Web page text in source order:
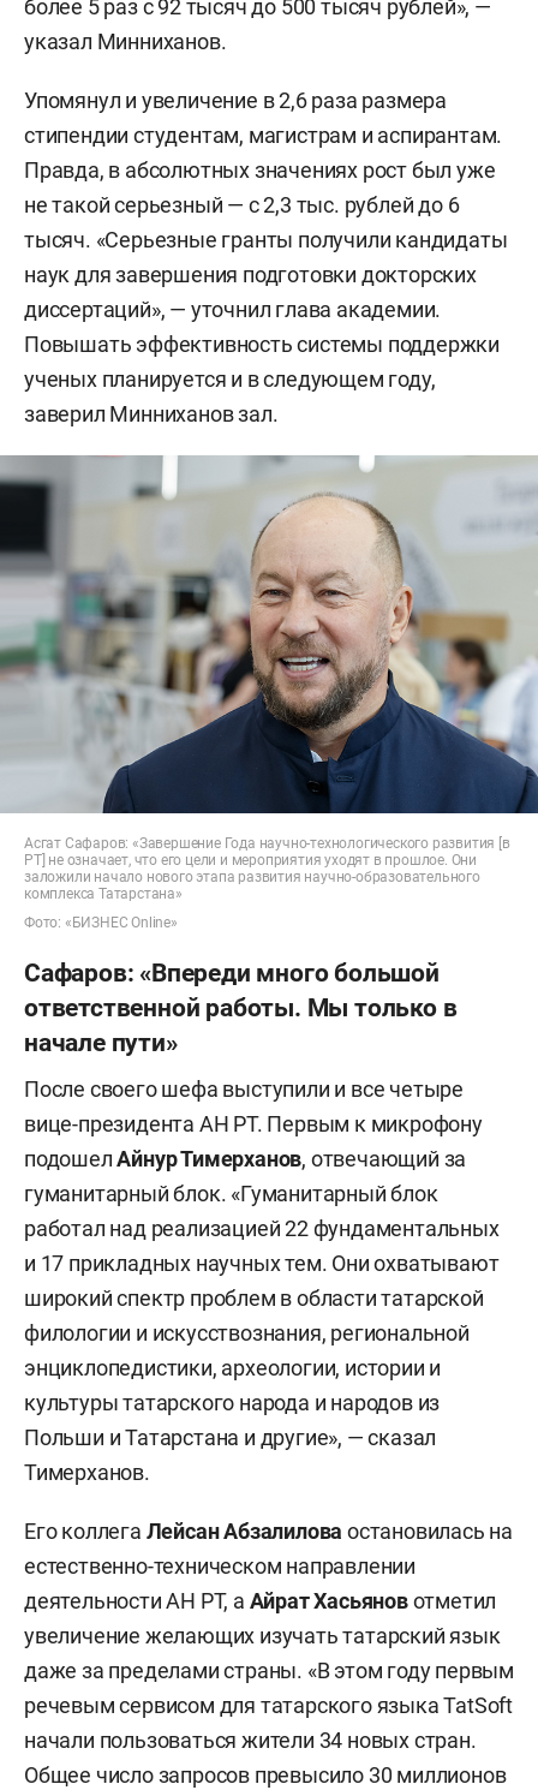
более 5 раз с 92 тысяч до 500 тысяч рублей», —
указал Минниханов.
Упомянул и увеличение в 2,6 раза размера
стипендии студентам, магистрам и аспирантам.
Правда, в абсолютных значениях рост был уже
не такой серьезный — с 2,3 тыс. рублей до 6
тысяч. «Серьезные гранты получили кандидаты
наук для завершения подготовки докторских
диссертаций», — уточнил глава академии.
Повышать эффективность системы поддержки
ученых планируется и в следующем году,
заверил Минниханов зал.
Асгат Сафаров: «Завершение Года научно-технологического развития [в
РТ] не означает, что его цели и мероприятия уходят в прошлое. Они
заложили начало нового этапа развития научно-образовательного
комплекса Татарстана»
Фото: «БИЗНЕС Online»
Сафаров: «Впереди много большой
ответственной работы. Мы только в
начале пути»
После своего шефа выступили и все четыре
вице-президента АН РТ. Первым к микрофону
подошелАйнур Тимерханов, отвечающий за
гуманитарный блок. «Гуманитарный блок
работал над реализацией 22 фундаментальных
и 17 прикладных научных тем. Они охватывают
широкий спектр проблем в области татарской
филологии и искусствознания, региональной
энциклопедистики, археологии, истории и
культуры татарского народа и народов из
Польши и Татарстана и другие», — сказал
Тимерханов.
Его коллега Лейсан Абзалилова остановилась на
естественно-техническом направлении
деятельности АН РТ, а Айрат Хасьяновотметил
увеличение желающих изучать татарский язык
даже за пределами страны. «В этом году первым
речевым сервисом для татарского языка TatSoft
начали пользоваться жители 34 новых стран.
Общее число запросов превысило 30 миллионов